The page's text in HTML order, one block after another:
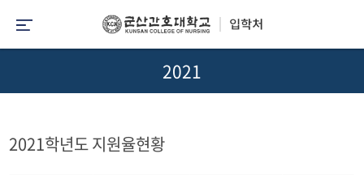
2021
2021학년도 지원율현황